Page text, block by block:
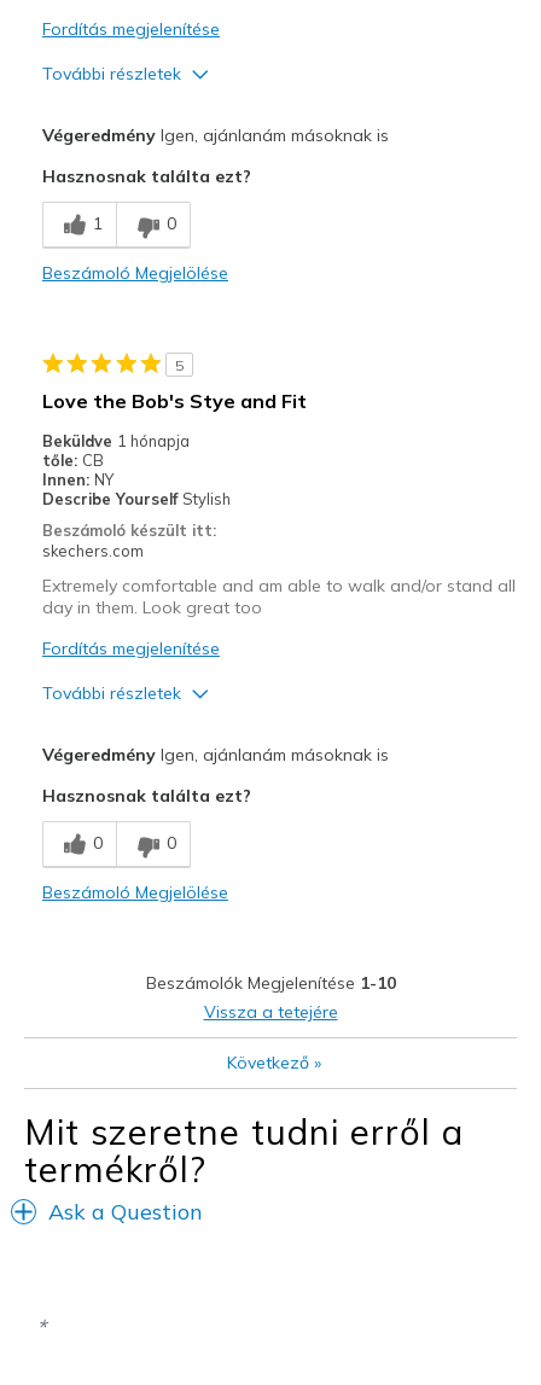
Fordítás megjelenítése
További részletek
Breathe Well
Comfortable
Casual Wear
Special Occasions
Sizing
Feels true to size
VégeredményIgen, ajánlanám másoknak is
Hasznosnak találta ezt?
1 0
Beszámoló Megjelölése
5
Love the Bob's Stye and Fit
Beküldve 1 hónapja
tőle: CB
Innen: NY
Describe Yourself Stylish
Beszámoló készült itt:
skechers.com
Extremely comfortable and am able to walk and/or stand all
day in them. Look great too
Fordítás megjelenítése
További részletek
Breathe Well
Comfortable
Casual Wear
Travel
Width
Feels true to width
Sizing
Feels true to size
VégeredményIgen, ajánlanám másoknak is
Hasznosnak találta ezt?
0 0
Beszámoló Megjelölése
Beszámolók Megjelenítése 1-10
Vissza a tetejére
Következő»
Mit szeretne tudni erről a
termékről?
Ask a Question